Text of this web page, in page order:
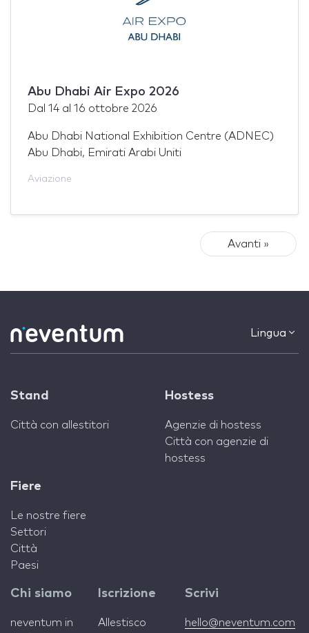
Abu Dhabi Air Expo 2026
Dal 14 al 16 ottobre 2026
Abu Dhabi National Exhibition Centre (ADNEC)
Abu Dhabi, Emirati Arabi Uniti
Aviazione
Avanti »
Lingua
Stand
Città con allestitori
Hostess
Agenzie di hostess
Città con agenzie di
hostess
Fiere
Le nostre fiere
Settori
Città
Paesi
Chi siamo
neventum in
Iscrizione
Allestisco
Scrivi
hello@neventum.com